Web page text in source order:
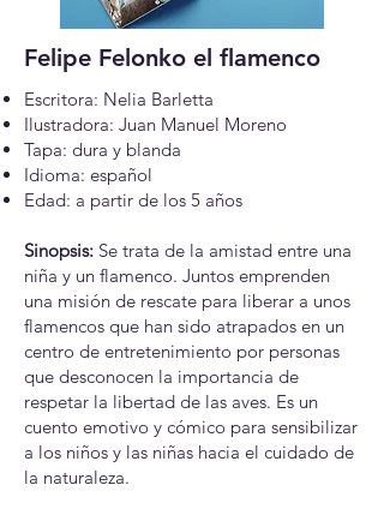
Felipe Felonko el flamenco
Escritora: Nelia Barletta
Ilustradora: Juan Manuel Moreno
Tapa: dura y blanda
Idioma: español
Edad: a partir de los 5 años
Sinopsis: Se trata de la amistad entre una
niña y un flamenco. Juntos emprenden
una misión de rescate para liberar a unos
flamencos que han sido atrapados en un
centro de entretenimiento por personas
que desconocen la importancia de
respetar la libertad de las aves. Es un
cuento emotivo y cómico para sensibilizar
a los niños y las niñas hacia el cuidado de
la naturaleza.